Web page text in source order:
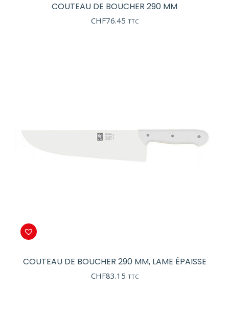
COUTEAU DE BOUCHER 290 MM
CHF76.45 TTC
COUTEAU DE BOUCHER 290 MM, LAME ÉPAISSE
CHF83.15 TTC